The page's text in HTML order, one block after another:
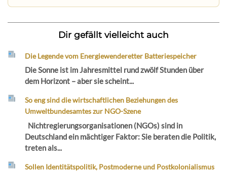
Dir gefällt vielleicht auch
Die Legende vom Energiewenderetter Batteriespeicher
Die Sonne ist im Jahresmittel rund zwölf Stunden über
dem Horizont – aber sie scheint...
So eng sind die wirtschaftlichen Beziehungen des
Umweltbundesamtes zur NGO-Szene
Nichtregierungsorganisationen (NGOs) sind in
Deutschland ein mächtiger Faktor: Sie beraten die Politik,
treten als...
Sollen Identitätspolitik, Postmoderne und Postkolonialismus